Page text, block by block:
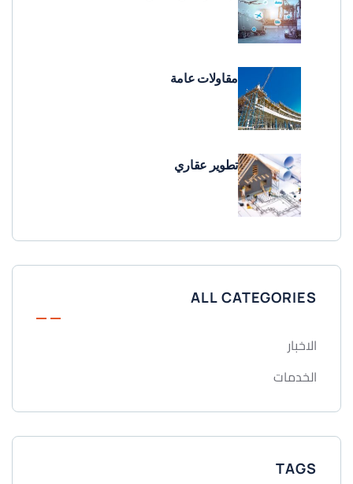
مقاولات عامة
تطوير عقاري
ALL CATEGORIES
الاخبار
الخدمات
TAGS